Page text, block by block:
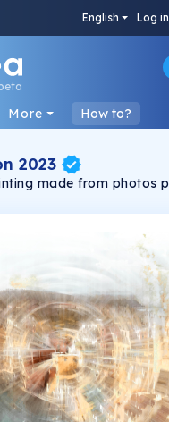
English Log in
More How to?
2023
made from photos peinture